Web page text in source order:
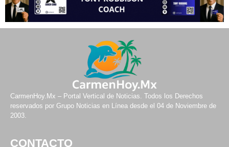
CarmenHoy.Mx – Portal Vertical de Noticias. Todos los Derechos
reservados por Grupo Noticias en Línea desde el 04 de Noviembre de
2003.
CONTACTO